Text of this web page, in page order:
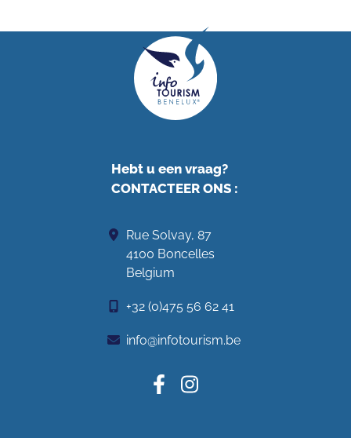
Hebt u een vraag?
CONTACTEER ONS:
Rue Solvay, 87
4100 Boncelles
Belgium
+32 (0)475 56 62 41
info@infotourism.be